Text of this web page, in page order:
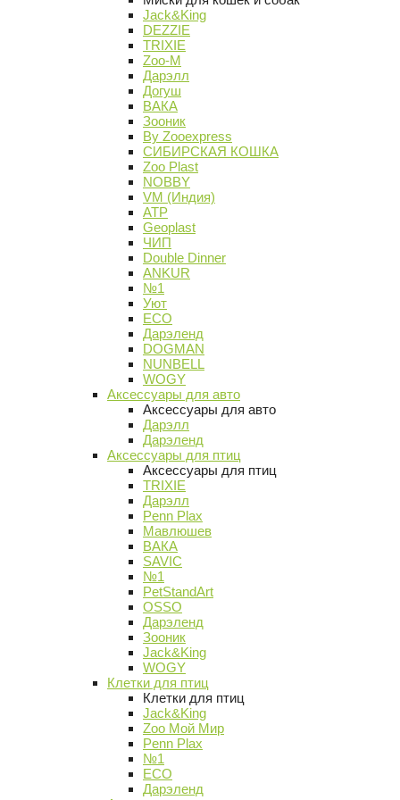
Jack&King
DEZZIE
TRIXIE
Zoo-M
Дарэлл
Догуш
ВАКА
Зооник
By Zooexpress
СИБИРСКАЯ КОШКА
Zoo Plast
NOBBY
VM (Индия)
АТР
Geoplast
ЧИП
Double Dinner
ANKUR
№1
Уют
ECO
Дарэленд
DOGMAN
NUNBELL
WOGY
Аксессуары для авто
Аксессуары для авто
Дарэлл
Дарэленд
Аксессуары для птиц
Аксессуары для птиц
TRIXIE
Дарэлл
Penn Plax
Мавлюшев
ВАКА
SAVIC
№1
PetStandArt
OSSO
Дарэленд
Зооник
Jack&King
WOGY
Клетки для птиц
Клетки для птиц
Jack&King
Zoo Мой Мир
Penn Plax
№1
ECO
Дарэленд